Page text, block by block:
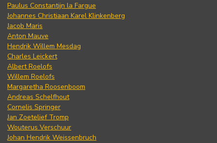
Paulus Constantijn la Fargue
Johannes Christiaan Karel Klinkenberg
Jacob Maris
Anton Mauve
Hendrik Willem Mesdag
Charles Leickert
Albert Roelofs
Willem Roelofs
Margaretha Roosenboom
Andreas Schelfhout
Cornelis Springer
Jan Zoetelief Tromp
Wouterus Verschuur
Johan Hendrik Weissenbruch